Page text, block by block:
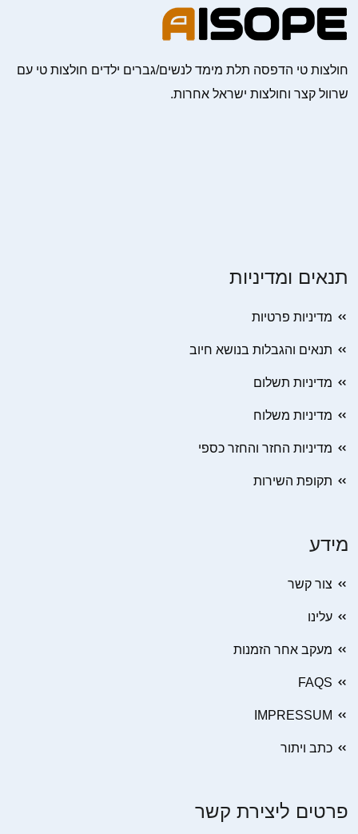
חולצות טי הדפסה תלת מימד לנשים/גברים ילדים חולצות טי עם
שרוול קצר וחולצות ישראל אחרות.
תנאים ומדיניות
מדיניות פרטיות
תנאים והגבלות בנושא חיוב
מדיניות תשלום
מדיניות משלוח
מדיניות החזר והחזר כספי
תקופת השירות
מידע
צור קשר
עלינו
מעקב אחר הזמנות
FAQS
IMPRESSUM
כתב ויתור
פרטים ליצירת קשר